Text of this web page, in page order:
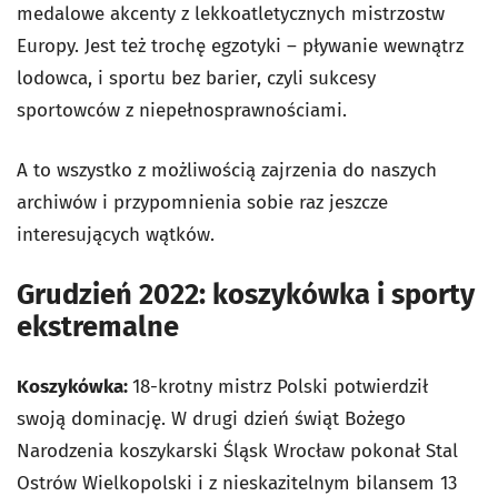
medalowe akcenty z lekkoatletycznych mistrzostw
Europy. Jest też trochę egzotyki – pływanie wewnątrz
lodowca, i sportu bez barier, czyli sukcesy
sportowców z niepełnosprawnościami.
A to wszystko z możliwością zajrzenia do naszych
archiwów i przypomnienia sobie raz jeszcze
interesujących wątków.
Grudzień 2022: koszykówka i sporty
ekstremalne
Koszykówka:18-krotny mistrz Polski potwierdził
swoją dominację. W drugi dzień świąt Bożego
Narodzenia koszykarski Śląsk Wrocław pokonał Stal
Ostrów Wielkopolski i z nieskazitelnym bilansem 13